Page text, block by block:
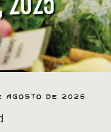
agosto de 2026